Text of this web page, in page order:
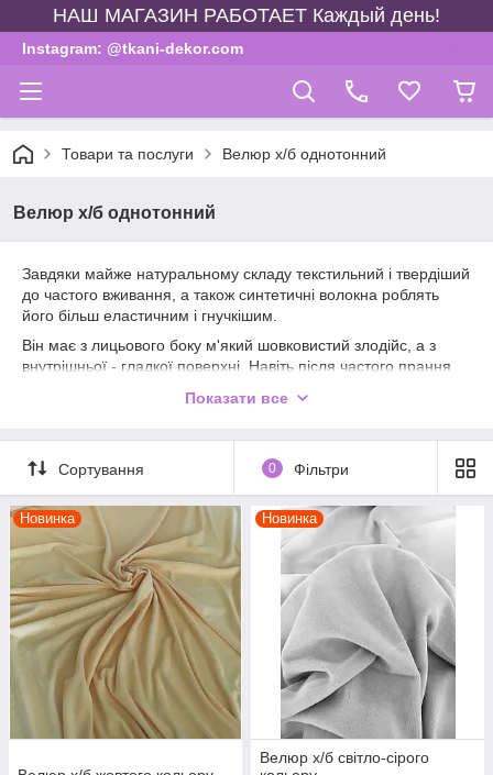
НАШ МАГАЗИН РАБОТАЕТ Каждый день!
Instagram: @tkani-dekor.com
Товари та послуги Велюр х/б однотонний
Велюр х/б однотонний
Завдяки майже натуральному складу текстильний і твердіший
до частого вживання, а також синтетичні волокна роблять
його більш еластичним і гнучкішим.
Він має з лицьового боку м'який шовковистий злодійс, а з
внутрішньої - гладкої поверхні. Навіть після частого прання
презентабельно.
В основному використовують для пошиття одягу (халатів, Для
дім Тексти бортиків,текстильні косички - бортиків, для іграшок.
Показати все
Сортування 0 Фільтри
Новинка Новинка
Велюр х/б світло-сірого